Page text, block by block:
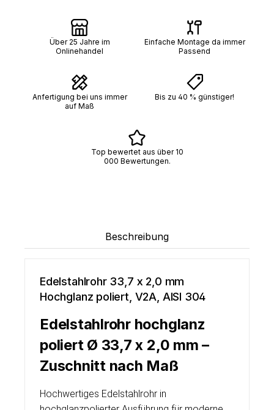
Über 25 Jahre im
Onlinehandel
Einfache Montage da immer
Passend
Anfertigung bei uns immer
auf Maß
Bis zu 40 % günstiger!
Top bewertet aus über 10
000 Bewertungen.
Beschreibung
Edelstahlrohr 33,7 x 2,0 mm
Hochglanz poliert, V2A, AISI 304
Edelstahlrohr hochglanz
poliert Ø 33,7 x 2,0 mm –
Zuschnitt nach Maß
Hochwertiges Edelstahlrohr in